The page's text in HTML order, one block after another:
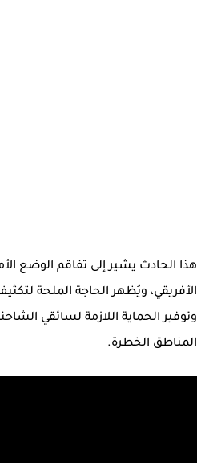
هذا الحادث يشير إلى تفاقم الوضع
الأفريقي، ويُظهر الحاجة الملحة
وتوفير الحماية اللازمة لسائقي
المناطق الخطرة.